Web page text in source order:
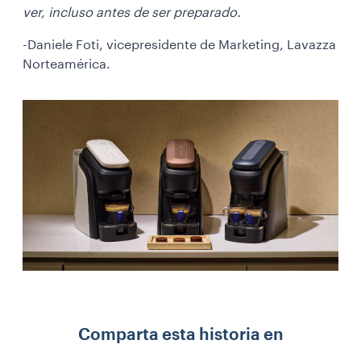
ver, incluso antes de ser preparado.
-Daniele Foti, vicepresidente de Marketing, Lavazza
Norteamérica.
Comparta esta historia en